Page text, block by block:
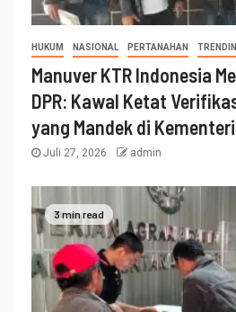
HUKUM NASIONAL PERTANAHAN
Manuver KTR Indonesia
DPR: Kawal Ketat
yang Mandek di
Juli 27, 2026 admin
3 min read